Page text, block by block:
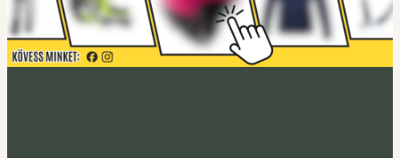
Acerbis akció
Fedezd fel